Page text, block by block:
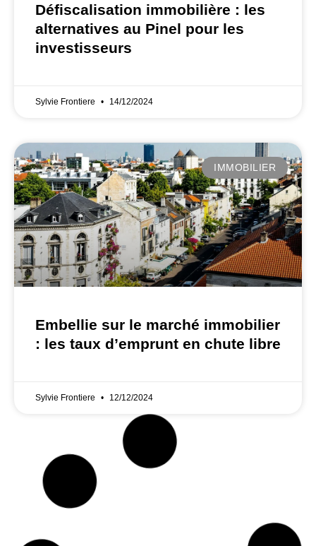
Défiscalisation immobilière : les
alternatives au Pinel pour les
investisseurs
Sylvie Frontiere 14/12/2024
IMMOBILIER
Embellie sur le marché immobilier
: les taux d’emprunt en chute libre
Sylvie Frontiere 12/12/2024